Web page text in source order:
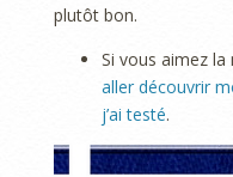
plutôt bon.
Si vous aimez la
aller découvrir
j’ai testé.